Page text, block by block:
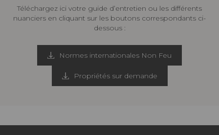
Téléchargez ici votre guide d’entretien ou les différents
nuanciers en cliquant sur les boutons correspondants ci-
dessous :
Normes internationales Non Feu
Propriétés sur demande